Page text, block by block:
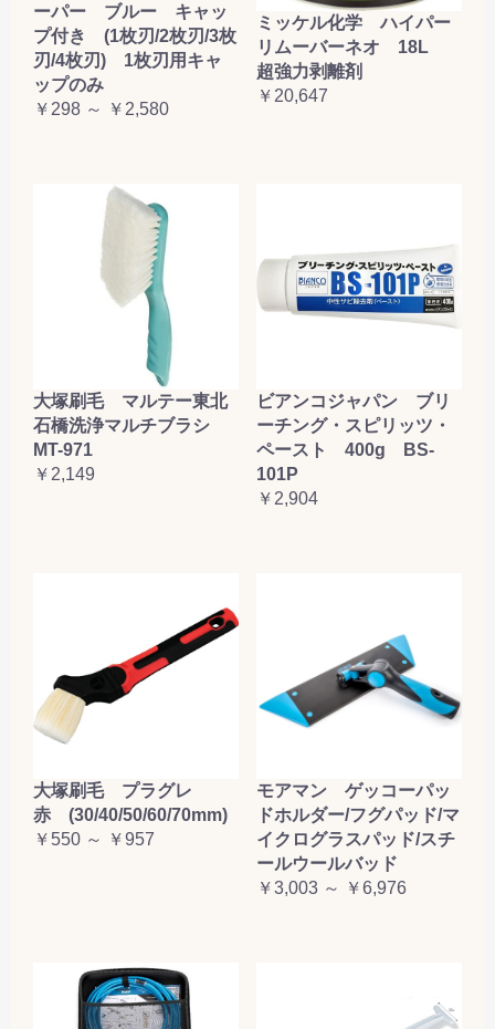
ーパー ブルー キャッ
プ付き (1枚刃/2枚刃/3枚
刃/4枚刃) 1枚刃用キャ
ップのみ
￥298 ～ ￥2,580
ミッケル化学 ハイパー
リムーバーネオ 18L
超強力剥離剤
￥20,647
大塚刷毛 マルテー東北
石橋洗浄マルチブラシ
MT-971
￥2,149
ビアンコジャパン ブリ
ーチング・スピリッツ・
ペースト 400g BS-
101P
￥2,904
大塚刷毛 プラグレ
赤 (30/40/50/60/70mm)
￥550 ～ ￥957
モアマン ゲッコーパッ
ドホルダー/フグパッド/マ
イクログラスパッド/スチ
ールウールバッド
￥3,003 ～ ￥6,976